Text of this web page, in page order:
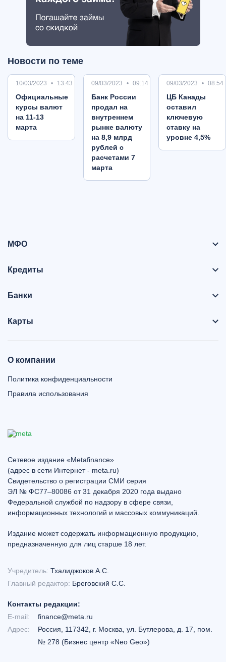
Новости по теме
10/03/2023 13:43
Oфициальные
курсы валют
на 11-13
марта
09/03/2023 09:14
Банк России
продал на
внутреннем
рынке валюту
на 8,9 млрд
рублей с
расчетами 7
марта
09/03/2023 08:54
ЦБ Канады
оставил
ключевую
ставку на
уровне 4,5%
МФО
Кредиты
Банки
Карты
О компании
Политика конфиденциальности
Правила использования
Сетевое издание «Metafinance»
(адрес в сети Интернет - meta.ru)
Свидетельство о регистрации СМИ серия
ЭЛ № ФС77–80086 от 31 декабря 2020 года выдано
Федеральной службой по надзору в сфере связи,
информационных технологий и массовых коммуникаций.
Издание может содержать информационную продукцию,
предназначенную для лиц старше 18 лет.
Учредитель: Тхалиджоков А.С.
Главный редактор: Бреговский С.С.
Контакты редакции:
E-mail:
finance@meta.ru
Адрес:
Россия, 117342, г. Москва, ул. Бутлерова, д. 17, пом.
№ 278 (Бизнес центр «Neo Geo»)